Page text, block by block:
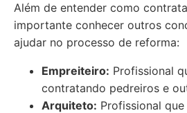
Além de entender como
importante conhecer outros
ajudar no processo de reforma:
Empreiteiro: Profissional
contratando pedreiros e
Arquiteto: Profissional